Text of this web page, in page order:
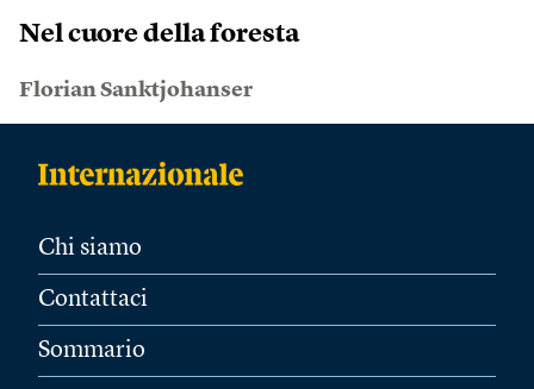
Nel cuore della foresta
Florian Sanktjohanser
Chi siamo
Contattaci
Sommario